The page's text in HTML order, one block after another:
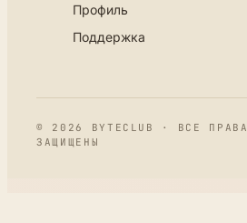
Профиль
Поддержка
© 2026 BYTECLUB · ВСЕ ПРАВА
ЗАЩИЩЕНЫ